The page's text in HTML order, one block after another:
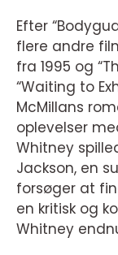
Efter
flere andre
fra 1995 og
“Waiting to
McMillans
oplevelser
Whitney
Jackson, en
forsøger at
en kritisk og
Whitney